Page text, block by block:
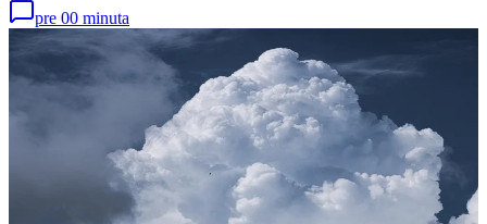
pre 00 minuta